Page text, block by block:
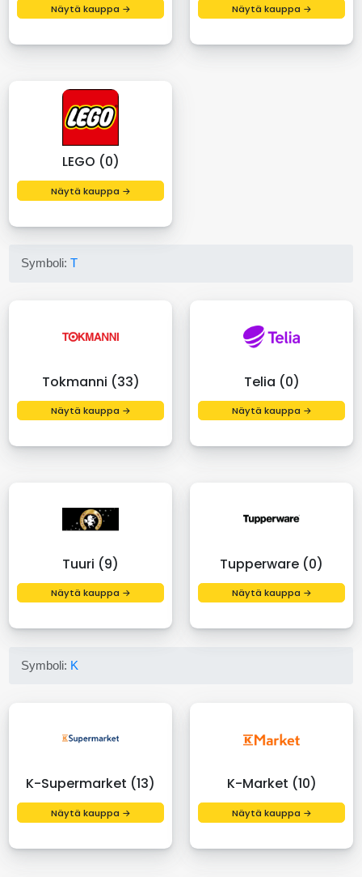
Näytä kauppa → Näytä kauppa →
LEGO (0)
Näytä kauppa →
Symboli:T
Tokmanni (33)
Näytä kauppa →
Telia (0)
Näytä kauppa →
Tuuri (9)
Näytä kauppa →
Tupperware (0)
Näytä kauppa →
Symboli: K
K-Supermarket (13)
Näytä kauppa →
K-Market (10)
Näytä kauppa →